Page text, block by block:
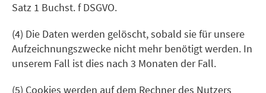
Satz 1 Buchst. f DSGVO.
(4) Die Daten werden gelöscht, sobald sie für unsere
Aufzeichnungszwecke nicht mehr benötigt werden. In
unserem Fall ist dies nach 3 Monaten der Fall.
(5) Cookies werden auf dem Rechner des Nutzers